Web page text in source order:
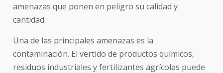
amenazas que ponen en peligro su calidad y
cantidad.
Una de las principales amenazas es la
contaminación. El vertido de productos químicos,
residuos industriales y fertilizantes agrícolas puede